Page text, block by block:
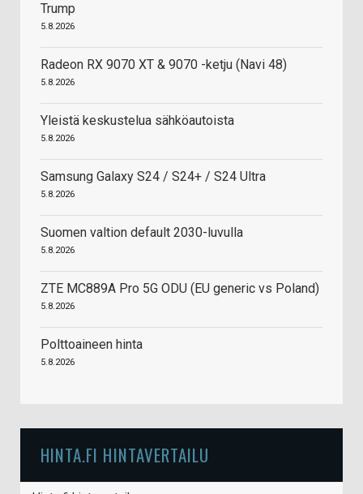
Trump
5.8.2026
Radeon RX 9070 XT & 9070 -ketju (Navi 48)
5.8.2026
Yleistä keskustelua sähköautoista
5.8.2026
Samsung Galaxy S24 / S24+ / S24 Ultra
5.8.2026
Suomen valtion default 2030-luvulla
5.8.2026
ZTE MC889A Pro 5G ODU (EU generic vs Poland)
5.8.2026
Polttoaineen hinta
5.8.2026
HINTA.FI HINTAVERTAILU